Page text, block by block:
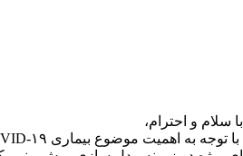
با سلام و احترام،